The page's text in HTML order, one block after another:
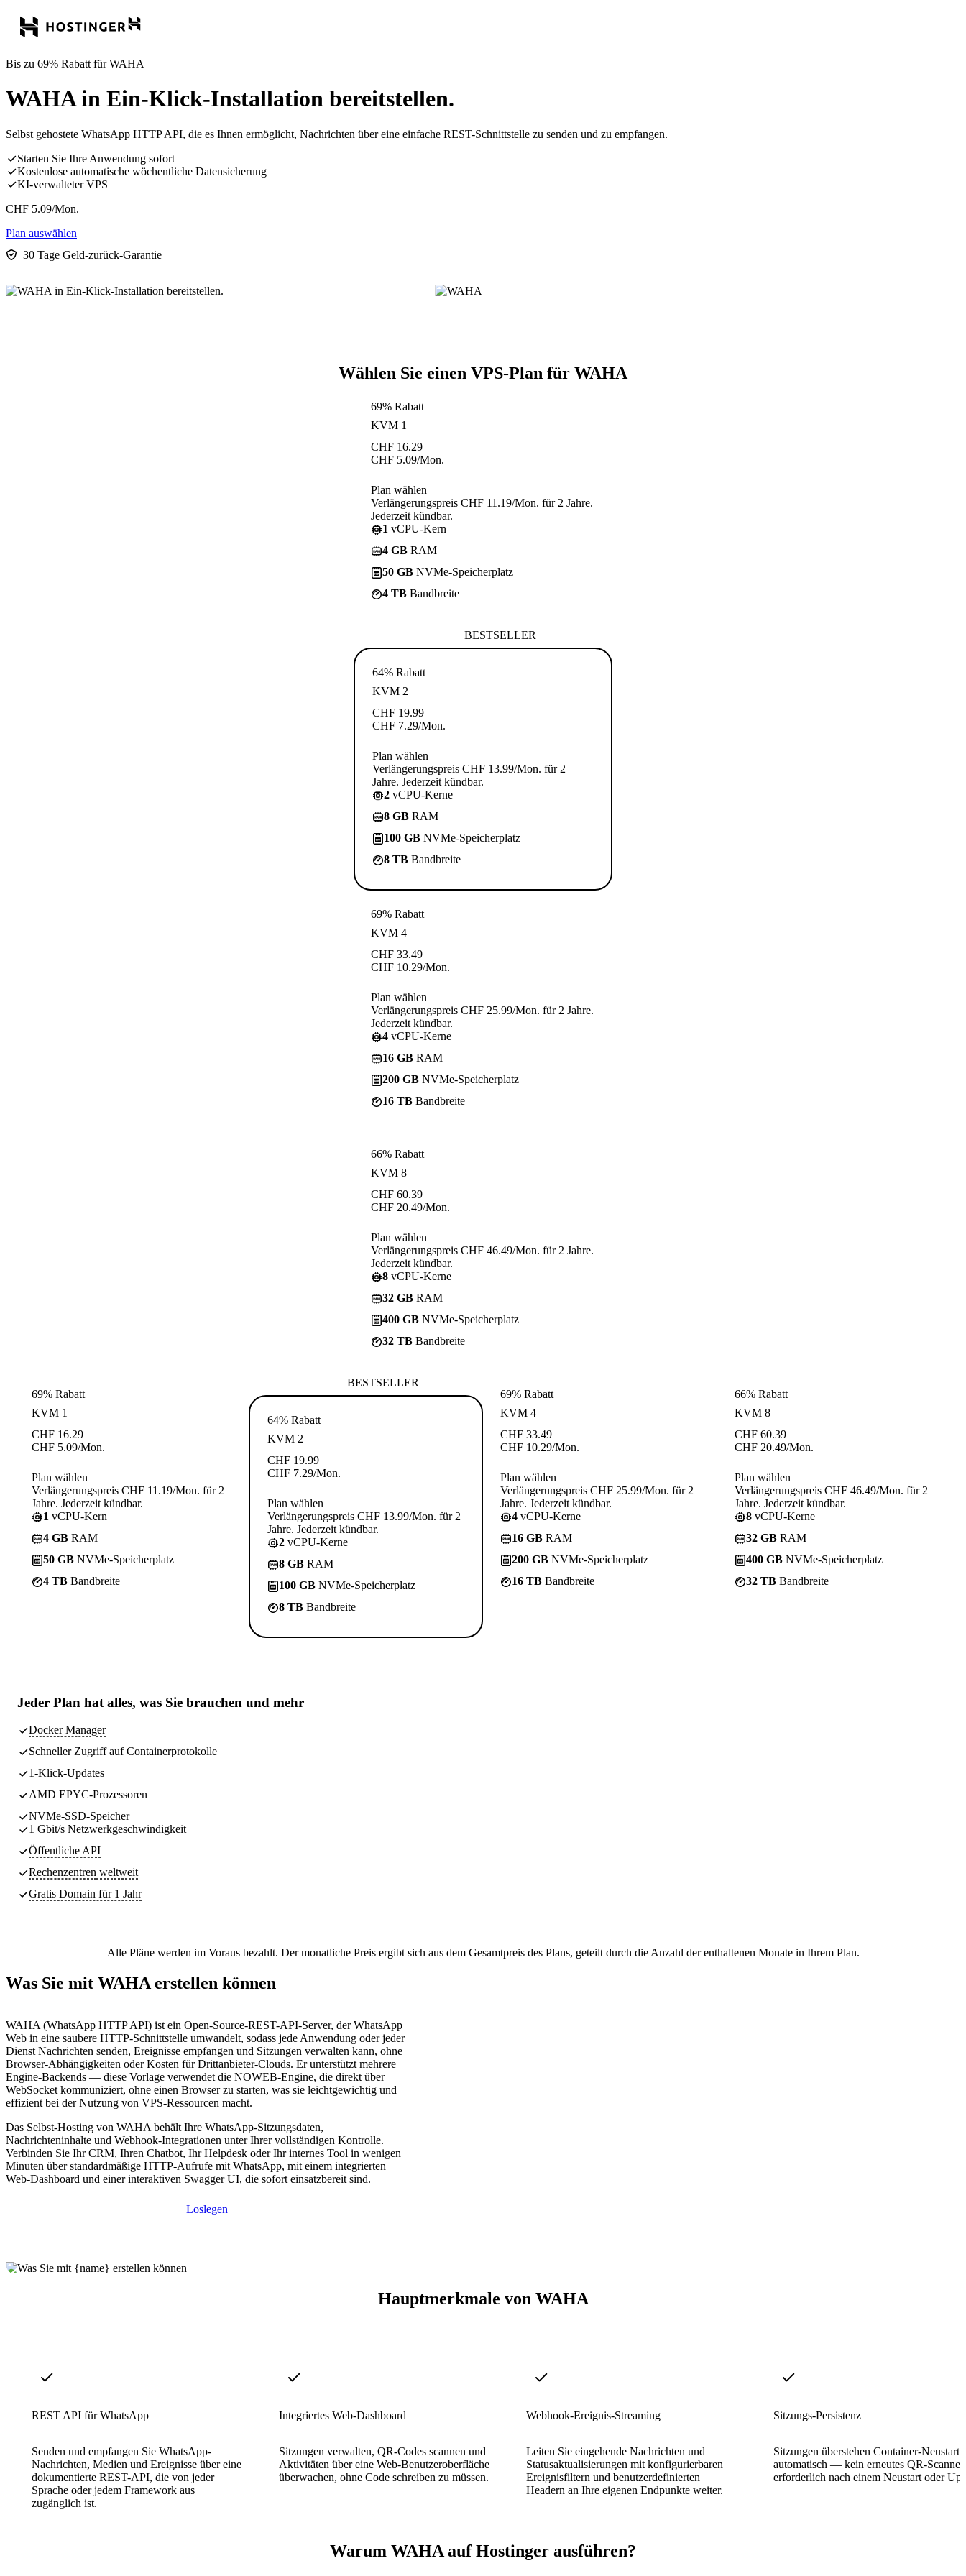
Bis zu 69% Rabatt für WAHA
WAHA in Ein-Klick-Installation bereitstellen.
Selbst gehostete WhatsApp HTTP API, die es Ihnen ermöglicht, Nachrichten über eine einfache REST-Schnittstelle zu senden und zu empfangen.
Starten Sie Ihre Anwendung sofort
Kostenlose automatische wöchentliche Datensicherung
KI-verwalteter VPS
CHF 5.09/Mon.
Plan auswählen
30 Tage Geld-zurück-Garantie
Wählen Sie einen VPS-Plan für WAHA
69% Rabatt
KVM 1
CHF 16.29
CHF 5.09/Mon.
Plan wählen
Verlängerungspreis CHF 11.19/Mon. für 2 Jahre.
Jederzeit kündbar.
1 vCPU-Kern
4 GB RAM
50 GB NVMe-Speicherplatz
4 TB Bandbreite
BESTSELLER
64% Rabatt
KVM 2
CHF 19.99
CHF 7.29/Mon.
Plan wählen
Verlängerungspreis CHF 13.99/Mon. für 2
Jahre. Jederzeit kündbar.
2 vCPU-Kerne
8 GB RAM
100 GB NVMe-Speicherplatz
8 TB Bandbreite
69% Rabatt
KVM 4
CHF 33.49
CHF 10.29/Mon.
Plan wählen
Verlängerungspreis CHF 25.99/Mon. für 2 Jahre.
Jederzeit kündbar.
4 vCPU-Kerne
16 GB RAM
200 GB NVMe-Speicherplatz
16 TB Bandbreite
66% Rabatt
KVM 8
CHF 60.39
CHF 20.49/Mon.
Plan wählen
Verlängerungspreis CHF 46.49/Mon. für 2 Jahre.
Jederzeit kündbar.
8 vCPU-Kerne
32 GB RAM
400 GB NVMe-Speicherplatz
32 TB Bandbreite
69% Rabatt
KVM 1
CHF 16.29
CHF 5.09/Mon.
Plan wählen
Verlängerungspreis CHF 11.19/Mon. für 2
Jahre. Jederzeit kündbar.
1 vCPU-Kern
4 GB RAM
50 GB NVMe-Speicherplatz
4 TB Bandbreite
BESTSELLER
64% Rabatt
KVM 2
CHF 19.99
CHF 7.29/Mon.
Plan wählen
Verlängerungspreis CHF 13.99/Mon. für 2
Jahre. Jederzeit kündbar.
2 vCPU-Kerne
8 GB RAM
100 GB NVMe-Speicherplatz
8 TB Bandbreite
69% Rabatt
KVM 4
CHF 33.49
CHF 10.29/Mon.
Plan wählen
Verlängerungspreis CHF 25.99/Mon. für 2
Jahre. Jederzeit kündbar.
4 vCPU-Kerne
16 GB RAM
200 GB NVMe-Speicherplatz
16 TB Bandbreite
66% Rabatt
KVM 8
CHF 60.39
CHF 20.49/Mon.
Plan wählen
Verlängerungspreis CHF 46.49/Mon. für 2
Jahre. Jederzeit kündbar.
8 vCPU-Kerne
32 GB RAM
400 GB NVMe-Speicherplatz
32 TB Bandbreite
Jeder Plan hat alles, was Sie brauchen und mehr
Docker Manager
Schneller Zugriff auf Containerprotokolle
1-Klick-Updates
AMD EPYC-Prozessoren
NVMe-SSD-Speicher
1 Gbit/s Netzwerkgeschwindigkeit
Öffentliche API
Rechenzentren weltweit
Gratis Domain für 1 Jahr
Alle Pläne werden im Voraus bezahlt. Der monatliche Preis ergibt sich aus dem Gesamtpreis des Plans, geteilt durch die Anzahl der enthaltenen Monate in Ihrem Plan.
Was Sie mit WAHA erstellen können
WAHA (WhatsApp HTTP API) ist ein Open-Source-REST-API-Server, der WhatsApp
Web in eine saubere HTTP-Schnittstelle umwandelt, sodass jede Anwendung oder jeder
Dienst Nachrichten senden, Ereignisse empfangen und Sitzungen verwalten kann, ohne
Browser-Abhängigkeiten oder Kosten für Drittanbieter-Clouds. Er unterstützt mehrere
Engine-Backends — diese Vorlage verwendet die NOWEB-Engine, die direkt über
WebSocket kommuniziert, ohne einen Browser zu starten, was sie leichtgewichtig und
effizient bei der Nutzung von VPS-Ressourcen macht.
Das Selbst-Hosting von WAHA behält Ihre WhatsApp-Sitzungsdaten,
Nachrichteninhalte und Webhook-Integrationen unter Ihrer vollständigen Kontrolle.
Verbinden Sie Ihr CRM, Ihren Chatbot, Ihr Helpdesk oder Ihr internes Tool in wenigen
Minuten über standardmäßige HTTP-Aufrufe mit WhatsApp, mit einem integrierten
Web-Dashboard und einer interaktiven Swagger UI, die sofort einsatzbereit sind.
Loslegen
Hauptmerkmale von WAHA
REST API für WhatsApp
Senden und empfangen Sie WhatsApp-
Nachrichten, Medien und Ereignisse über eine
dokumentierte REST-API, die von jeder
Sprache oder jedem Framework aus
zugänglich ist.
Integriertes Web-Dashboard
Sitzungen verwalten, QR-Codes scannen und
Aktivitäten über eine Web-Benutzeroberfläche
überwachen, ohne Code schreiben zu müssen.
Webhook-Ereignis-Streaming
Leiten Sie eingehende Nachrichten und
Statusaktualisierungen mit konfigurierbaren
Ereignisfiltern und benutzerdefinierten
Headern an Ihre eigenen Endpunkte weiter.
Sitzungs-Persistenz
Sitzungen überstehen Container-Neustarts
automatisch — kein erneutes QR-Scannen
erforderlich nach einem Neustart oder
Warum WAHA auf Hostinger ausführen?